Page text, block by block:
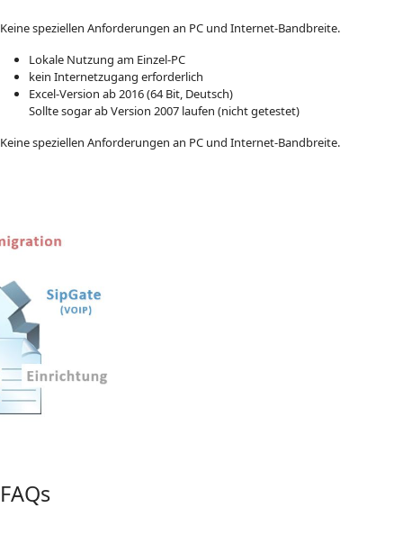
Keine speziellen Anforderungen an PC und Internet-Bandbreite.
Lokale Nutzung am Einzel-PC
kein Internetzugang erforderlich
Excel-Version ab 2016 (64 Bit, Deutsch)
Sollte sogar ab Version 2007 laufen (nicht getestet)
Keine speziellen Anforderungen an PC und Internet-Bandbreite.
FAQs